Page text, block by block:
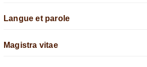
Langue et parole
Magistra vitae